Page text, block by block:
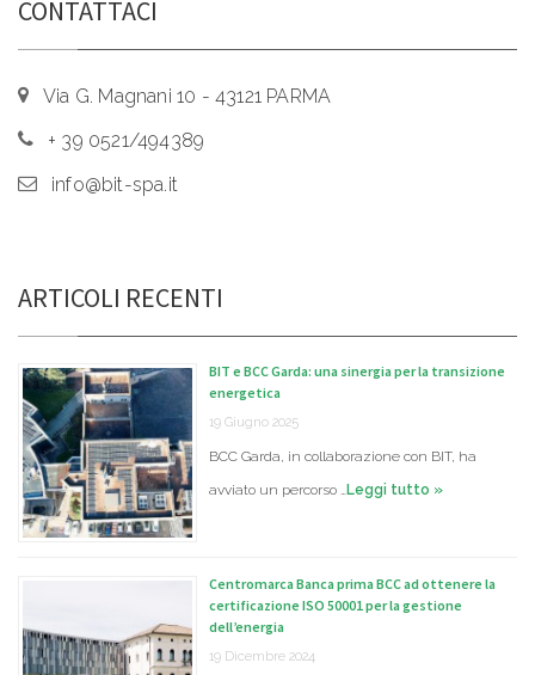
CONTATTACI
Via G. Magnani 10 - 43121 PARMA
+ 39 0521/494389
info@bit-spa.it
ARTICOLI RECENTI
BIT e BCC Garda: una sinergia per la transizione
energetica
19 Giugno 2025
BCC Garda, in collaborazione con BIT, ha
avviato un percorso … Leggi tutto »
Centromarca Banca prima BCC ad ottenere la
certificazione ISO 50001 per la gestione
dell’energia
19 Dicembre 2024